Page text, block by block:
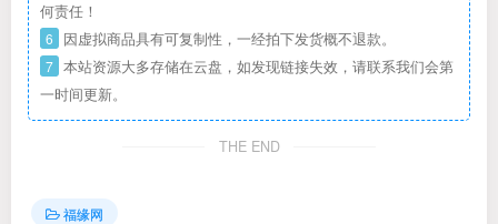
何责任！
6 因虚拟商品具有可复制性，一经拍下发货概不退款。
7 本站资源大多存储在云盘，如发现链接失效，请联系我们会第
一时间更新。
THE END
福缘网